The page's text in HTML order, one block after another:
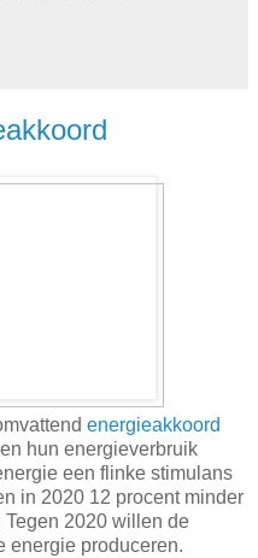
energieakkoord
hun energieverbruik
een flinke stimulans
in 2020 12 procent minder
2020 willen de
energie produceren.